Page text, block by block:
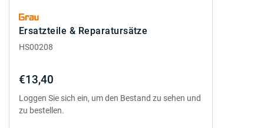
Ersatzteile & Reparatursätze
HS00208
€13,40
Loggen Sie sich ein, um den Bestand zu sehen und
zu bestellen.